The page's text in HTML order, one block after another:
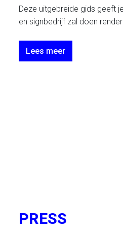
Deze uitgebreide gids geeft
en signbedrijf zal doen
Lees meer
PRESS